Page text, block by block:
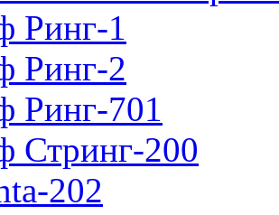
Ринг-1
Ринг-2
Ринг-701
Стринг-200
202